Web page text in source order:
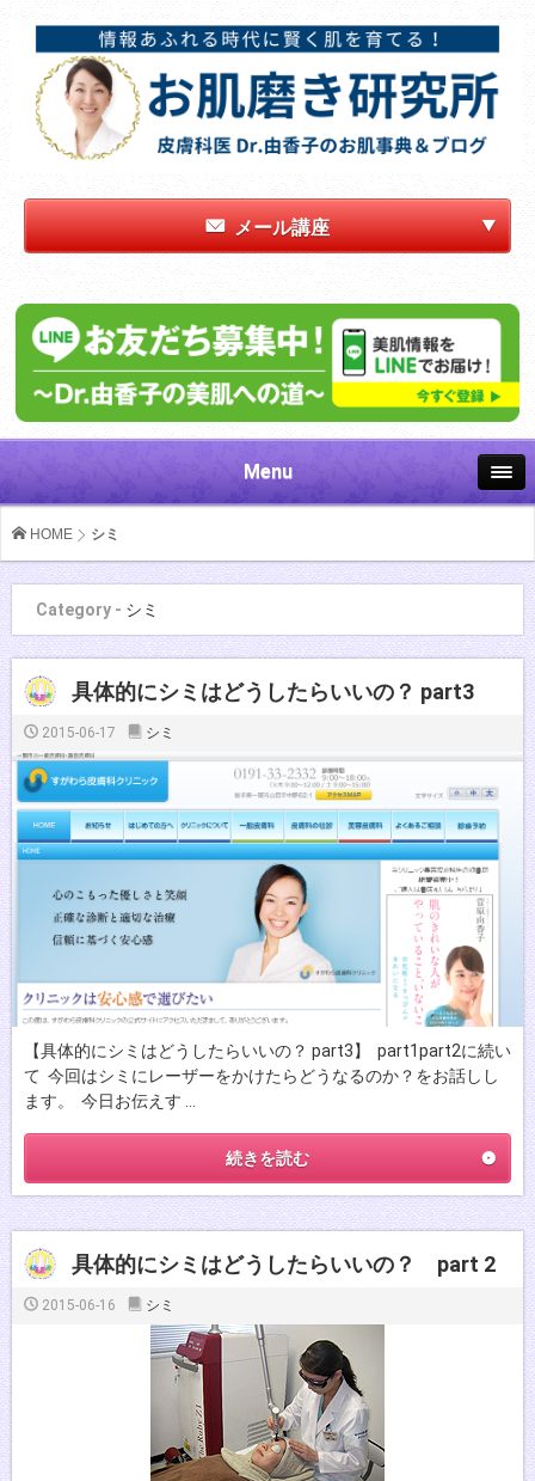
メール講座
Menu
HOME シミ
Category - シミ
具体的にシミはどうしたらいいの？ part3
2015-06-17 シミ
【具体的にシミはどうしたらいいの？ part3】 part1part2に続い
て 今回はシミにレーザーをかけたらどうなるのか？をお話しし
ます。 今日お伝えす …
続きを読む
具体的にシミはどうしたらいいの？ part 2
2015-06-16 シミ